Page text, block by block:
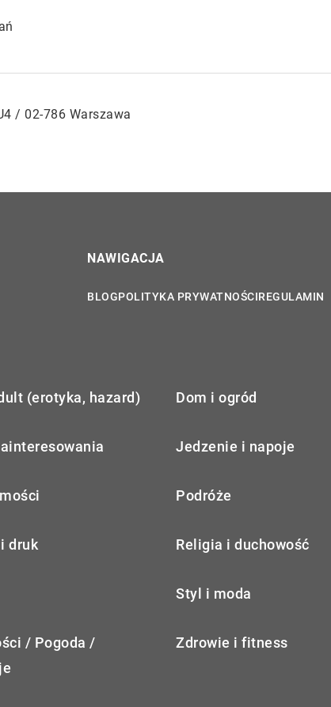
/ 02-786 Warszawa
NAWIGACJA
BLOGPOLITYKA PRYWATNOŚCIREGULAMIN
(erotyka, hazard) Dom i ogród
Jedzenie i napoje
Podróże
druk Religia i duchowość
Styl i moda
/ Pogoda /
Zdrowie i fitness